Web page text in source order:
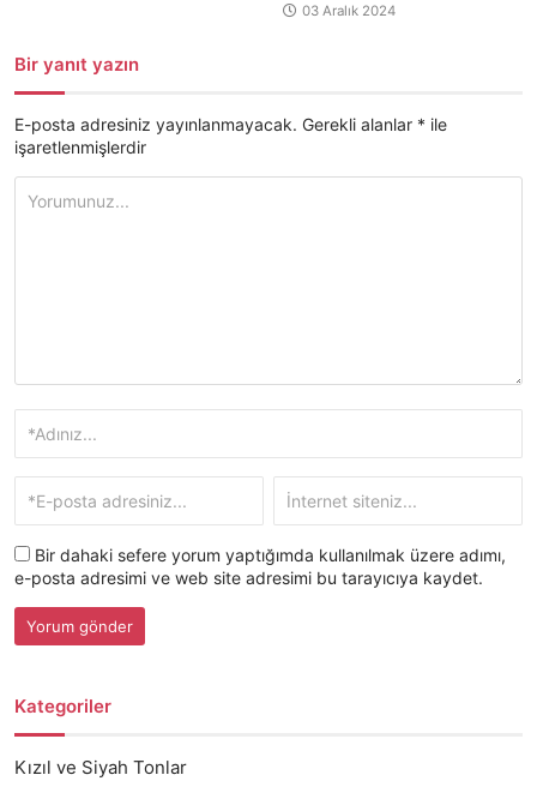
03 Aralık 2024
Bir yanıt yazın
E-posta adresiniz yayınlanmayacak. Gerekli alanlar * ile
işaretlenmişlerdir
Bir dahaki sefere yorum yaptığımda kullanılmak üzere adımı,
e-posta adresimi ve web site adresimi bu tarayıcıya kaydet.
Kategoriler
Kızıl ve Siyah Tonlar